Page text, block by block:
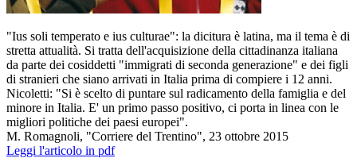
"Ius soli temperato e ius culturae": la dicitura è latina, ma il tema è di
stretta attualità. Si tratta dell'acquisizione della cittadinanza italiana
da parte dei cosiddetti "immigrati di seconda generazione" e dei figli
di stranieri che siano arrivati in Italia prima di compiere i 12 anni.
Nicoletti: "Si è scelto di puntare sul radicamento della famiglia e del
minore in Italia. E' un primo passo positivo, ci porta in linea con le
migliori politiche dei paesi europei".
M. Romagnoli, "Corriere del Trentino", 23 ottobre 2015
Leggi l'articolo in pdf